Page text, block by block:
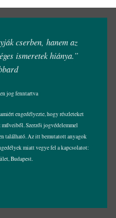
cserben, hanem az
ismeretek hiánya.”
jog fenntartva
engedélyezte, hogy részleteket
Szerzői jogvédelemmel
található. Az itt bemutatott anyagok
miatt vegye fel a kapcsolatot:
Budapest.